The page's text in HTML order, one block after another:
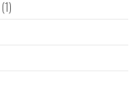
(1)